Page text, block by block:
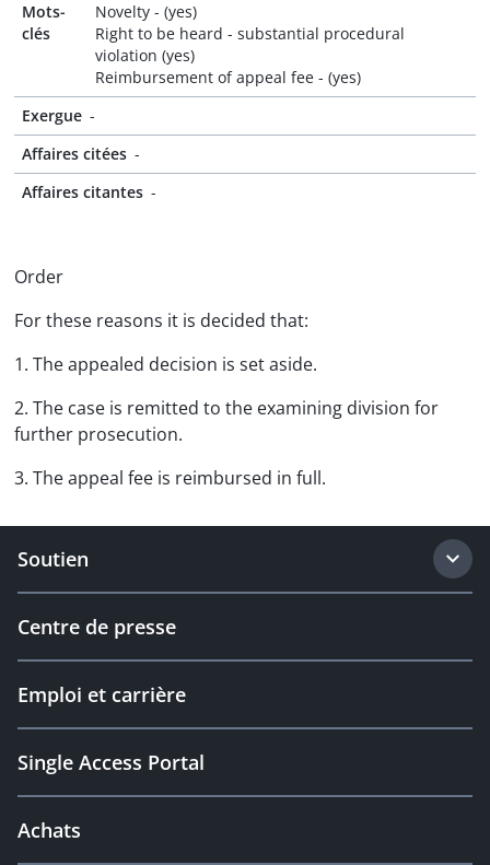
Mots-
clés
Novelty - (yes)
Right to be heard - substantial procedural
violation (yes)
Reimbursement of appeal fee - (yes)
Exergue -
Affaires citées -
Affaires citantes -
Order
For these reasons it is decided that:
1. The appealed decision is set aside.
2. The case is remitted to the examining division for
further prosecution.
3. The appeal fee is reimbursed in full.
Soutien
Centre de presse
Emploi et carrière
Single Access Portal
Achats